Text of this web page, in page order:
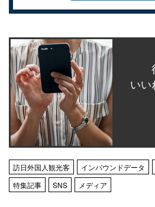
いい
訪日外国人観光客 インバウンドデータ
特集記事
SNS メディア